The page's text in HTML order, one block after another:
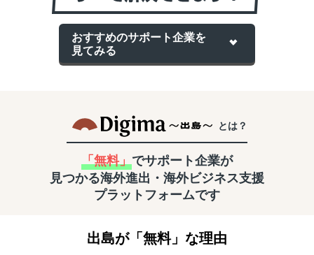
おすすめのサポート企業を
見てみる
とは？
「無料」 でサポート企業が
見つかる海外進出・海外ビジネス支援
プラットフォームです
出島が「無料」な理由